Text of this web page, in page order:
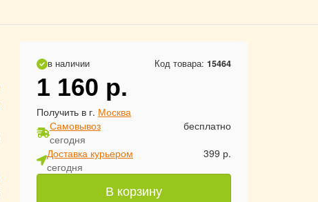
в наличии Код товара: 15464
1 160 р.
Получить в г. Москва
Самовывоз
сегодня
бесплатно
Доставка курьером
сегодня
399 р.
В корзину